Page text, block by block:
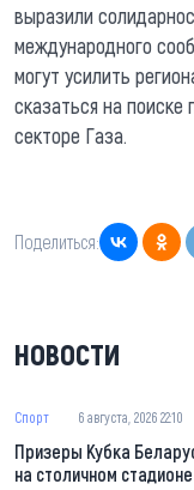
выразили
международного
могут усилить
сказаться на поиске
секторе Газа.
Поделиться:
НОВОСТИ
Спорт 6 августа, 2026 22:10
Призеры Кубка
на столичном